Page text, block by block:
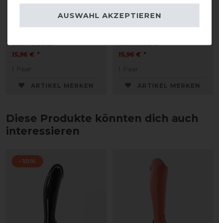
Pikeur Kniestrumpf
statt 19,95 €
15,96 € *
1 Paar
ARTIKEL MERKEN
Pikeur Kniestrumpf
TUBE
statt 19,95 €
15,96 € *
1 Paar
ARTIKEL MERKEN
Diese Produkte könnten dich auch
interessieren
-10%
AUSWAHL AKZEPTIEREN